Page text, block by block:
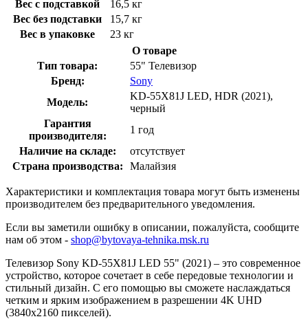
Вес с подставкой
16,5 кг
Вес без подставки
15,7 кг
Вес в упаковке
23 кг
О товаре
Тип товара:
55" Телевизор
Бренд:
Sony
Модель:
KD-55X81J LED, HDR (2021),
черный
Гарантия
производителя:
1 год
Наличие на складе:
отсутствует
Страна производства:
Малайзия
Характеристики и комплектация товара могут быть изменены
производителем без предварительного уведомления.
Если вы заметили ошибку в описании, пожалуйста, сообщите
нам об этом - shop@bytovaya-tehnika.msk.ru
Телевизор Sony KD-55X81J LED 55" (2021) – это современное
устройство, которое сочетает в себе передовые технологии и
стильный дизайн. С его помощью вы сможете наслаждаться
четким и ярким изображением в разрешении 4K UHD
(3840x2160 пикселей).